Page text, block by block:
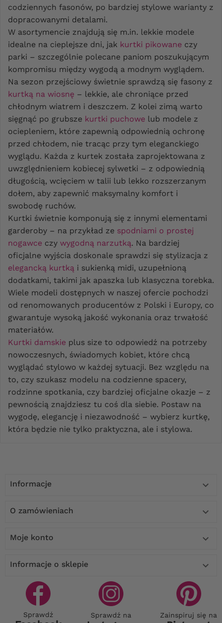
codziennych fasonów, po bardziej stylowe warianty z
dopracowanymi detalami.
W asortymencie znajdują się m.in. lekkie modele
idealne na cieplejsze dni, jak kurtki pikowane czy
parki – szczególnie polecane paniom poszukującym
kompromisu między wygodą a modnym wyglądem.
Na sezon przejściowy świetnie sprawdzą się fasony z
kurtką na wiosnę – lekkie, ale chroniące przed
chłodnym wiatrem i deszczem. Z kolei zimą warto
sięgnąć po grubsze kurtki puchowe lub modele z
ociepleniem, które zapewnią odpowiednią ochronę
przed chłodem, nie tracąc przy tym eleganckiego
wyglądu. Każda z kurtek została zaprojektowana z
uwzględnieniem kobiecej sylwetki – z odpowiednią
długością, wcięciem w talii lub lekko rozszerzanym
dołem, aby zapewnić maksymalny komfort i
swobodę ruchów.
Kurtki świetnie komponują się z innymi elementami
garderoby – na przykład ze spodniami o prostej
nogawce czy wygodną narzutką. Na bardziej
oficjalne wyjścia doskonale sprawdzi się stylizacja z
elegancką kurtką i sukienką midi, uzupełnioną
dodatkami, takimi jak apaszka lub klasyczna torebka.
Wiele modeli dostępnych w naszej ofercie pochodzi
od renomowanych producentów z Polski i Europy, co
gwarantuje wysoką jakość wykonania oraz trwałość
materiałów.
Kurtki damskie plus size to odpowiedź na potrzeby
nowoczesnych, świadomych kobiet, które chcą
wyglądać stylowo w każdej sytuacji. Bez względu na
to, czy szukasz modelu na codzienne spacery,
rodzinne spotkania, czy bardziej oficjalne okazje – z
pewnością znajdziesz tu coś dla siebie. Postaw na
wygodę, elegancję i niezawodność – wybierz kurtkę,
która będzie nie tylko praktyczna, ale i stylowa.
Informacje 
O zamówieniach 
Moje konto 
Informacje o sklepie 
Sprawdź Sprawdź na Zainspiruj się na